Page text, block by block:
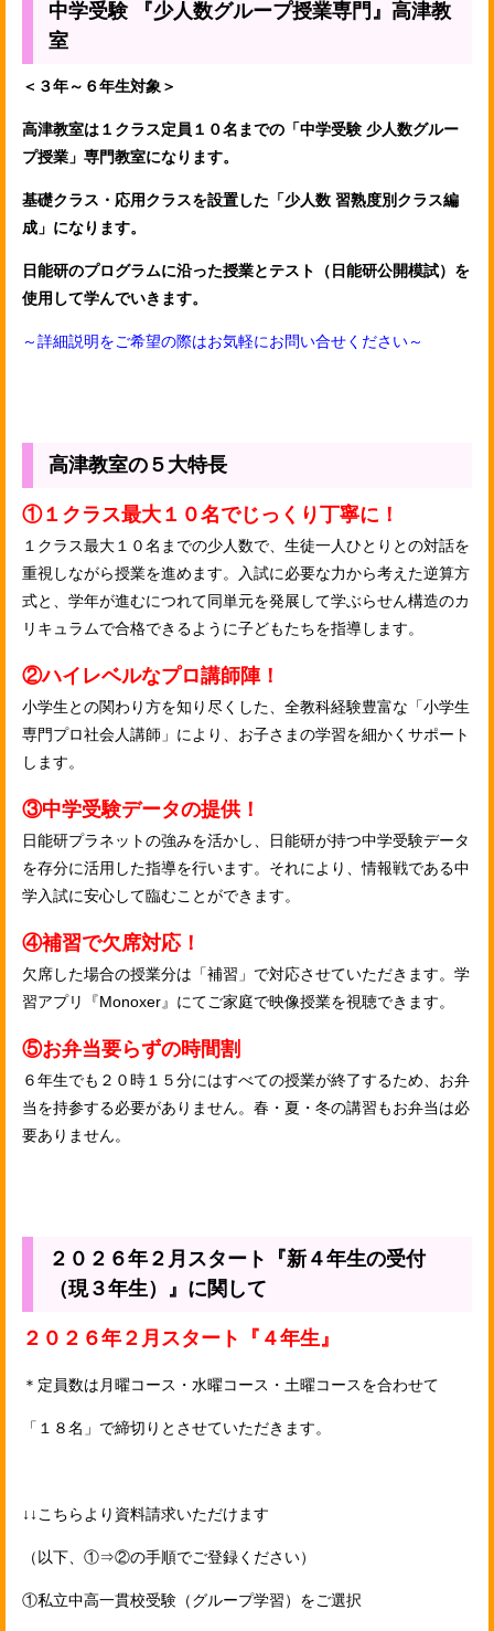
中学受験 『少人数グループ授業専門』高津教
室
＜３年～６年生対象＞
高津教室は１クラス定員１０名までの「中学受験 少人数グルー
プ授業」専門教室になります。
基礎クラス・応用クラスを設置した「少人数 習熟度別クラス編
成」になります。
日能研のプログラムに沿った授業とテスト（日能研公開模試）を
使用して学んでいきます。
～詳細説明をご希望の際はお気軽にお問い合せください～
高津教室の５大特長
①１クラス最大１０名でじっくり丁寧に！
１クラス最大１０名までの少人数で、生徒一人ひとりとの対話を
重視しながら授業を進めます。入試に必要な力から考えた逆算方
式と、学年が進むにつれて同単元を発展して学ぶらせん構造のカ
リキュラムで合格できるように子どもたちを指導します。
②ハイレベルなプロ講師陣！
小学生との関わり方を知り尽くした、全教科経験豊富な「小学生
専門プロ社会人講師」により、お子さまの学習を細かくサポート
します。
③中学受験データの提供！
日能研プラネットの強みを活かし、日能研が持つ中学受験データ
を存分に活用した指導を行います。それにより、情報戦である中
学入試に安心して臨むことができます。
④補習で欠席対応！
欠席した場合の授業分は「補習」で対応させていただきます。学
習アプリ『Monoxer』にてご家庭で映像授業を視聴できます。
⑤お弁当要らずの時間割
６年生でも２０時１５分にはすべての授業が終了するため、お弁
当を持参する必要がありません。春・夏・冬の講習もお弁当は必
要ありません。
２０２６年２月スタート『新４年生の受付
（現３年生）』に関して
２０２６年２月スタート『４年生』
＊定員数は月曜コース・水曜コース・土曜コースを合わせて
「１８名」で締切りとさせていただきます。
↓↓こちらより資料請求いただけます
（以下、①⇒②の手順でご登録ください）
①私立中高一貫校受験（グループ学習）をご選択